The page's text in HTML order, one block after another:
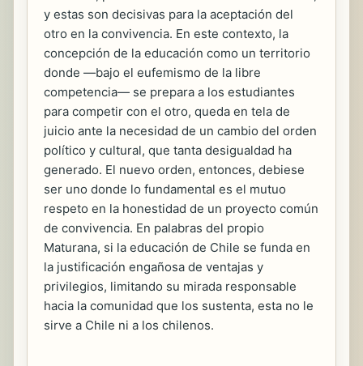
y estas son decisivas para la aceptación del
otro en la convivencia. En este contexto, la
concepción de la educación como un territorio
donde —bajo el eufemismo de la libre
competencia— se prepara a los estudiantes
para competir con el otro, queda en tela de
juicio ante la necesidad de un cambio del orden
político y cultural, que tanta desigualdad ha
generado. El nuevo orden, entonces, debiese
ser uno donde lo fundamental es el mutuo
respeto en la honestidad de un proyecto común
de convivencia. En palabras del propio
Maturana, si la educación de Chile se funda en
la justificación engañosa de ventajas y
privilegios, limitando su mirada responsable
hacia la comunidad que los sustenta, esta no le
sirve a Chile ni a los chilenos.